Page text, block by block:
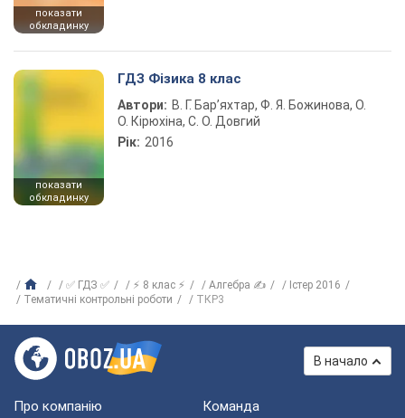
показати
обкладинку
показати
обкладинку
ГДЗ Фізика 8 клас
Автори: В. Г. Бар’яхтар, Ф. Я. Божинова, О.
О. Кірюхіна, С. О. Довгий
Рік: 2016
✅ ГДЗ ✅ ⚡ 8 клас ⚡ Алгебра ✍
Істер 2016
Тематичні контрольні роботи
ТКР3
В начало
Про компанію Команда